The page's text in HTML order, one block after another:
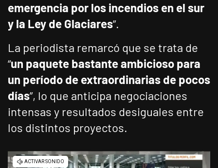
emergencia por los incendios en el sur
y la Ley de Glaciares”.
La periodista remarcó que se trata de
“un paquete bastante ambicioso para
un período de extraordinarias de pocos
días”, lo que anticipa negociaciones
intensas y resultados desiguales entre
los distintos proyectos.